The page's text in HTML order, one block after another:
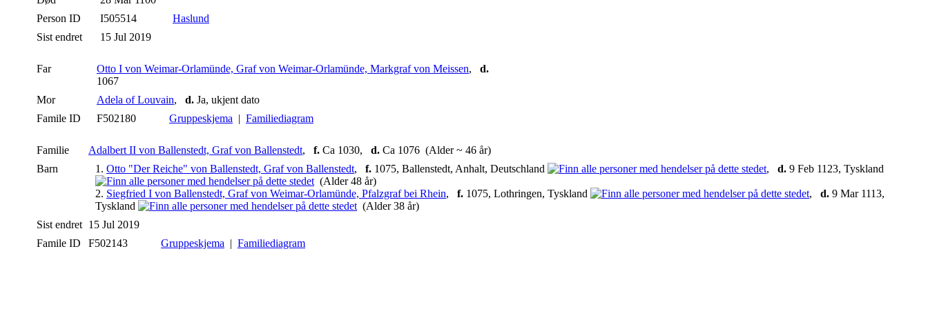
Person ID
I505514
Haslund
Sist endret
15 Jul 2019
Far Otto I von Weimar-Orlamünde, Graf von Weimar-Orlamünde, Markgraf von Meissen, d.
1067
Mor
Adela of Louvain, d. Ja, ukjent dato
Famile ID
F502180 Gruppeskjema | Familiediagram
Familie Adalbert II von Ballenstedt, Graf von Ballenstedt, f. Ca 1030, d. Ca 1076 (Alder ~ 46 år)
Barn
1. Otto "Der Reiche" von Ballenstedt, Graf von Ballenstedt, f. 1075, Ballenstedt, Anhalt, Deutschland , d. 9 Feb 1123, Tyskland
(Alder 48 år)
2. Siegfried I von Ballenstedt, Graf von Weimar-Orlamünde, Pfalzgraf bei Rhein, f. 1075, Lothringen, Tyskland , d. 9 Mar 1113,
Tyskland
(Alder 38 år)
Sist endret 15 Jul 2019
Famile ID
F502143 Gruppeskjema | Familiediagram